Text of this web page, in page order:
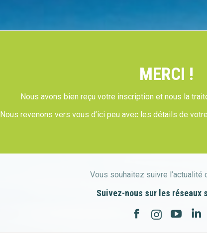
MERCI !
Nous avons bien reçu votre inscription et nous la
Nous revenons vers vous d’ici peu avec les détails de
Vous souhaitez suivre l’actualité
Suivez-nous sur les réseaux
Facebook
Instagram